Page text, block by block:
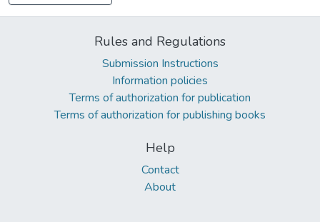
Rules and Regulations
Submission Instructions
Information policies
Terms of authorization for publication
Terms of authorization for publishing books
Help
Contact
About